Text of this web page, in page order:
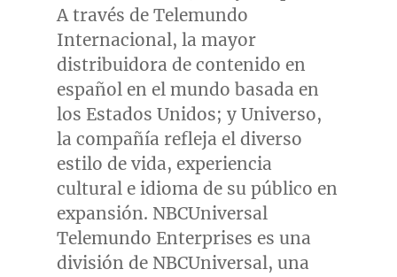
A través de Telemundo
Internacional, la mayor
distribuidora de contenido en
español en el mundo basada en
los Estados Unidos; y Universo,
la compañía refleja el diverso
estilo de vida, experiencia
cultural e idioma de su público en
expansión. NBCUniversal
Telemundo Enterprises es una
división de NBCUniversal, una